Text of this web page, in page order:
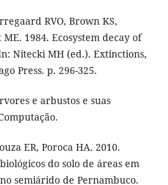
RVO, Brown KS,
1984. Ecosystem decay of
Nitecki MH (ed.). Extinctions,
Press. p. 296-325.
e arbustos e suas
ER, Poroca HA. 2010.
do solo de áreas em
semiárido de Pernambuco.